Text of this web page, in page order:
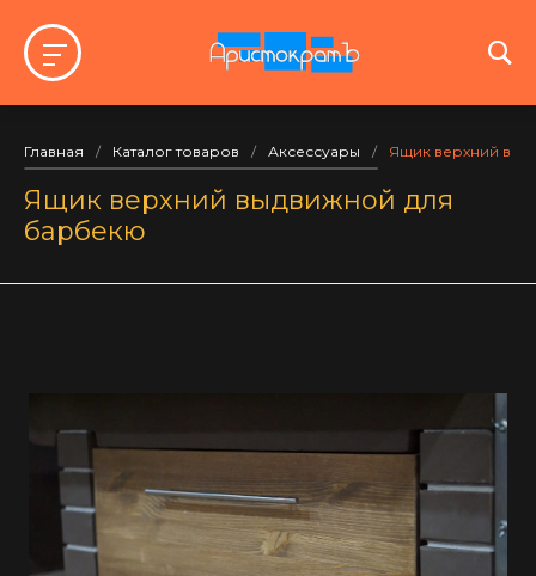
Главная / Каталог товаров / Аксессуары / Ящик верхний
Ящик верхний выдвижной для
барбекю